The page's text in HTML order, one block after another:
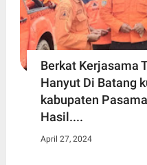
Berkat Kerjasama
Hanyut Di Batang
kabupaten
Hasil....
April 27, 2024